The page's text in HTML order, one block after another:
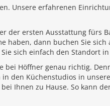
Unsere erfahrenen
der ersten Ausstattung fürs
haben, dann buchen Sie
sich einfach den Standort
bei Höffner genau richtig.
den Küchenstudios in
Ihnen zu Hause. So kann